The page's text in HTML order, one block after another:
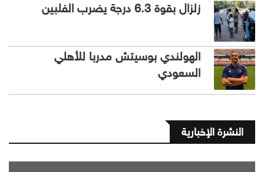
زلزال بقوة 6.3 درجة يضرب الفلبين
الهولندي بوسيتش مدربا للأهلي
السعودي
النشرة الإخبارية